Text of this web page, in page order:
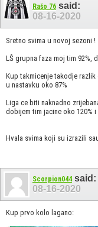
Rašo 76 said:
08-16-2020
Sretno svima u novoj sezoni !
LŠ grupna faza moj tim 92%,
Kup takmicenje takodje razlik
u nastavku oko 87%
Liga ce biti naknadno
dobijem tim jacine oko 120%
Hvala svima koji su izrazili
Scorpion044said:
08-16-2020
Kup prvo kolo lagano: